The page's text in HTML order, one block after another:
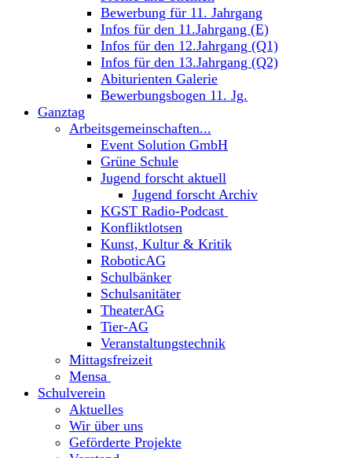
Bewerbung für 11. Jahrgang
Infos für den 11.Jahrgang (E)
Infos für den 12.Jahrgang (Q1)
Infos für den 13.Jahrgang (Q2)
Abiturienten Galerie
Bewerbungsbogen 11. Jg.
Ganztag
Arbeitsgemeinschaften...
Event Solution GmbH
Grüne Schule
Jugend forscht aktuell
Jugend forscht Archiv
KGST Radio-Podcast
Konfliktlotsen
Kunst, Kultur & Kritik
RoboticAG
Schulbänker
Schulsanitäter
TheaterAG
Tier-AG
Veranstaltungstechnik
Mittagsfreizeit
Mensa
Schulverein
Aktuelles
Wir über uns
Geförderte Projekte